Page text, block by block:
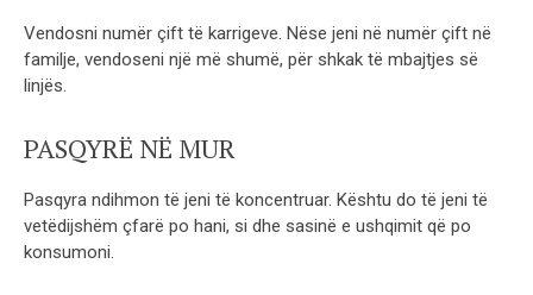
Vendosni numër çift të karrigeve. Nëse jeni në numër çift në
familje, vendoseni një më shumë, për shkak të mbajtjes së
linjës.
PASQYRË NË MUR
Pasqyra ndihmon të jeni të koncentruar. Kështu do të jeni të
vetëdijshëm çfarë po hani, si dhe sasinë e ushqimit që po
konsumoni.